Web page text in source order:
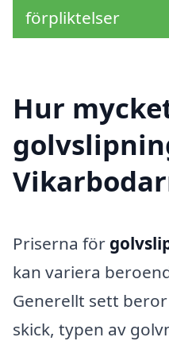
förpliktelser
Hur
Priserna för
kan variera
Generellt sett
skick, typen av